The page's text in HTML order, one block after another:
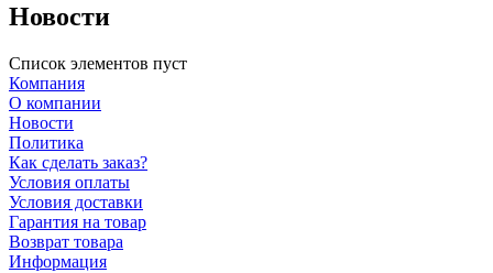
Новости
Список элементов пуст
Компания
О компании
Новости
Политика
Как сделать заказ?
Условия оплаты
Условия доставки
Гарантия на товар
Возврат товара
Информация